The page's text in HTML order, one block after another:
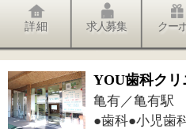
佐藤歯科医院
科
詳 細 求人募集 クーポン 地 図